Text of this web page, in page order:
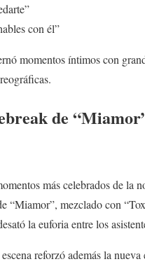
con él”
momentos íntimos con
de
más celebrados de la
“Miamor”, mezclado con
la euforia entre los
reforzó además la nueva